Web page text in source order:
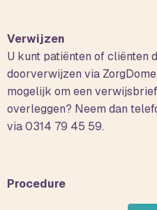
Verwijzen
U kunt patiënten of cliënten
doorverwijzen via
mogelijk om een
overleggen? Neem dan
via 0314 79 45 59.
Procedure